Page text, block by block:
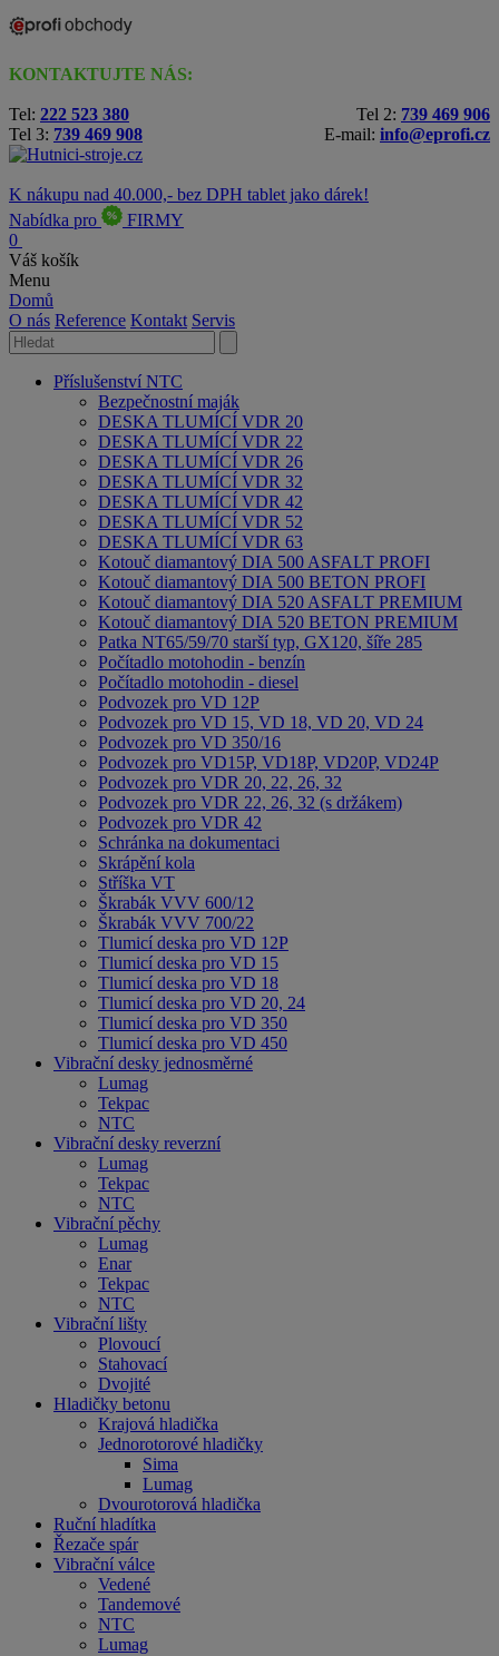
KONTAKTUJTE NÁS:
Tel: 222 523 380 Tel 2: 739 469 906
Tel 3: 739 469 908 E-mail: info@eprofi.cz
K nákupu nad 40.000,- bez DPH tablet jako dárek!
Nabídka pro
FIRMY
0
Váš košík
Menu
Domů
O nás Reference Kontakt Servis
Příslušenství NTC
Bezpečnostní maják
DESKA TLUMÍCÍ VDR 20
DESKA TLUMÍCÍ VDR 22
DESKA TLUMÍCÍ VDR 26
DESKA TLUMÍCÍ VDR 32
DESKA TLUMÍCÍ VDR 42
DESKA TLUMÍCÍ VDR 52
DESKA TLUMÍCÍ VDR 63
Kotouč diamantový DIA 500 ASFALT PROFI
Kotouč diamantový DIA 500 BETON PROFI
Kotouč diamantový DIA 520 ASFALT PREMIUM
Kotouč diamantový DIA 520 BETON PREMIUM
Patka NT65/59/70 starší typ, GX120, šíře 285
Počítadlo motohodin - benzín
Počítadlo motohodin - diesel
Podvozek pro VD 12P
Podvozek pro VD 15, VD 18, VD 20, VD 24
Podvozek pro VD 350/16
Podvozek pro VD15P, VD18P, VD20P, VD24P
Podvozek pro VDR 20, 22, 26, 32
Podvozek pro VDR 22, 26, 32 (s držákem)
Podvozek pro VDR 42
Schránka na dokumentaci
Skrápění kola
Stříška VT
Škrabák VVV 600/12
Škrabák VVV 700/22
Tlumicí deska pro VD 12P
Tlumicí deska pro VD 15
Tlumicí deska pro VD 18
Tlumicí deska pro VD 20, 24
Tlumicí deska pro VD 350
Tlumicí deska pro VD 450
Vibrační desky jednosměrné
Lumag
Tekpac
NTC
Vibrační desky reverzní
Lumag
Tekpac
NTC
Vibrační pěchy
Lumag
Enar
Tekpac
NTC
Vibrační lišty
Plovoucí
Stahovací
Dvojité
Hladičky betonu
Krajová hladička
Jednorotorové hladičky
Sima
Lumag
Dvourotorová hladička
Ruční hladítka
Řezače spár
Vibrační válce
Vedené
Tandemové
NTC
Lumag